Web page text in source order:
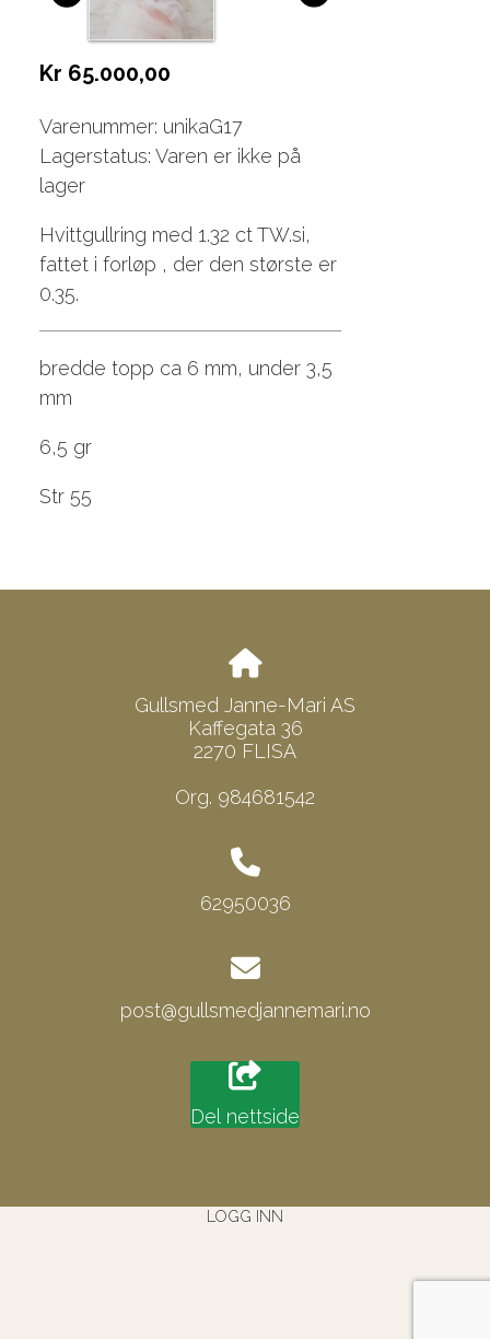
Kr 65.000,00
Varenummer: unikaG17
Lagerstatus: Varen er ikke på
lager
Hvittgullring med 1.32 ct TW.si,
fattet i forløp , der den største er
0.35.
bredde topp ca 6 mm, under 3,5
mm
6,5 gr
Str 55
Gullsmed Janne-Mari AS
Kaffegata 36
2270 FLISA
Org. 984681542
62950036
post@gullsmedjannemari.no
Del nettside
LOGG INN